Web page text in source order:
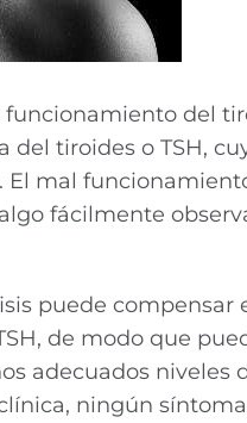
funcionamiento del
tiroides o TSH,
El mal
fácilmente
puede compensar
de modo que
niveles
ningún